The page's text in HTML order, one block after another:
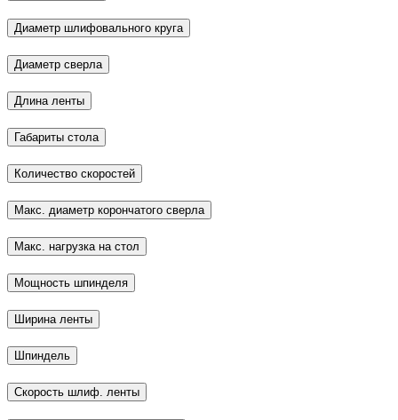
Диаметр шлифовального круга
Диаметр сверла
Длина ленты
Габариты стола
Количество скоростей
Макс. диаметр корончатого сверла
Макс. нагрузка на стол
Мощность шпинделя
Ширина ленты
Шпиндель
Скорость шлиф. ленты